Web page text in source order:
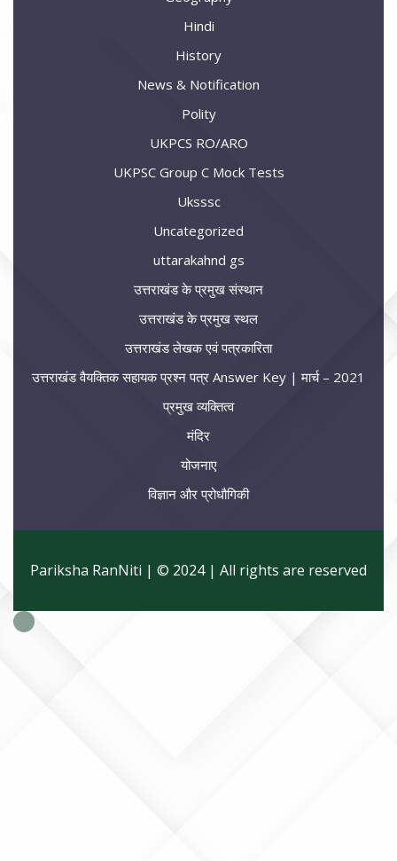
Hindi
History
News & Notification
Polity
UKPCS RO/ARO
UKPSC Group C Mock Tests
Uksssc
Uncategorized
uttarakahnd gs
उत्तराखंड के प्रमुख संस्थान
उत्तराखंड के प्रमुख स्थल
उत्तराखंड लेखक एवं पत्रकारिता
उत्तराखंड वैयक्तिक सहायक प्रश्न पत्र Answer Key | मार्च – 2021
प्रमुख व्यक्तित्व
मंदिर
योजनाए
विज्ञान और प्रोधौगिकी
Pariksha RanNiti | © 2024 | All rights are reserved